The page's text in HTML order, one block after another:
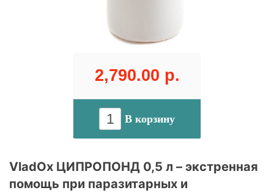
2,790.00 р.
В корзину
VladOx ЦИПРОПОНД 0,5 л – экстренная
помощь при паразитарных и